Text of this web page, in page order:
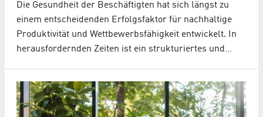
Die Gesundheit der Beschäftigten hat sich längst zu
einem entscheidenden Erfolgsfaktor für nachhaltige
Produktivität und Wettbewerbsfähigkeit entwickelt. In
herausfordernden Zeiten ist ein strukturiertes und…